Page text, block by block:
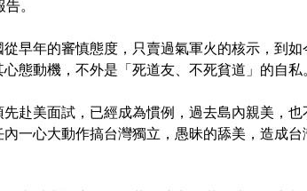
。
早年的審慎態度，只賣過氣軍火的核示，到如
態動機，不外是「死道友、不死貧道」的自私
赴美面試，已經成為慣例，過去島內親美，也
一心大動作搞台灣獨立，愚昧的舔美，造成台